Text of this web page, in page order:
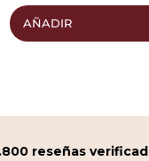
AÑADIR
reseñas verificadas